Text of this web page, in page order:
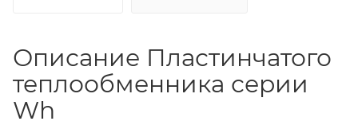
Описание Пластинчатого
теплообменника серии
Wh